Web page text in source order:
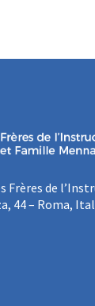
Frères de
44 – Roma,